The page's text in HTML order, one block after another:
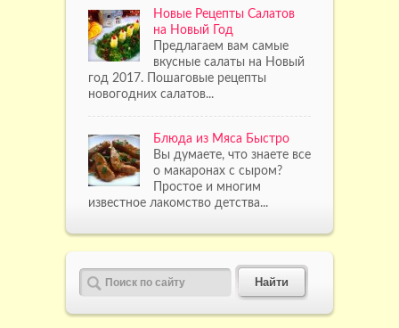
Новые Рецепты Салатов
на Новый Год
Предлагаем вам самые
вкусные салаты на Новый
год 2017. Пошаговые рецепты
новогодних салатов...
Блюда из Мяса Быстро
Вы думаете, что знаете все
о макаронах с сыром?
Простое и многим
известное лакомство детства...